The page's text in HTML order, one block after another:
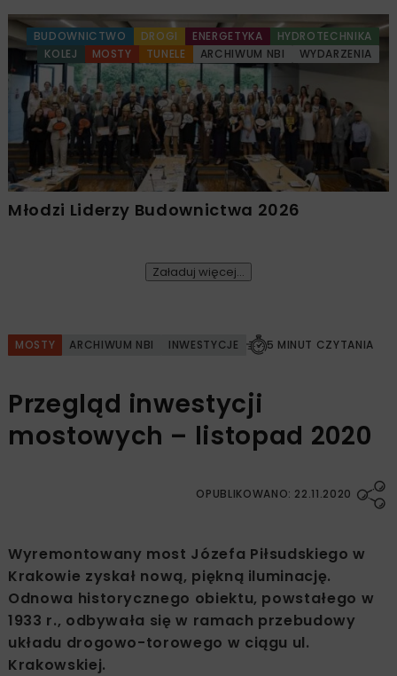
BUDOWNICTWO DROGI ENERGETYKA
HYDROTECHNIKA
KOLEJ
MOSTY TUNELE ARCHIWUM NBI WYDARZENIA
Młodzi Liderzy Budownictwa 2026
Załaduj więcej...
MOSTY ARCHIWUM NBI INWESTYCJE 5 MINUT CZYTANIA
Przegląd inwestycji
mostowych – listopad 2020
OPUBLIKOWANO: 22.11.2020
Wyremontowany most Józefa Piłsudskiego w
Krakowie zyskał nową, piękną iluminację.
Odnowa historycznego obiektu, powstałego w
1933 r., odbywała się w ramach przebudowy
układu drogowo-torowego w ciągu ul.
Krakowskiej.